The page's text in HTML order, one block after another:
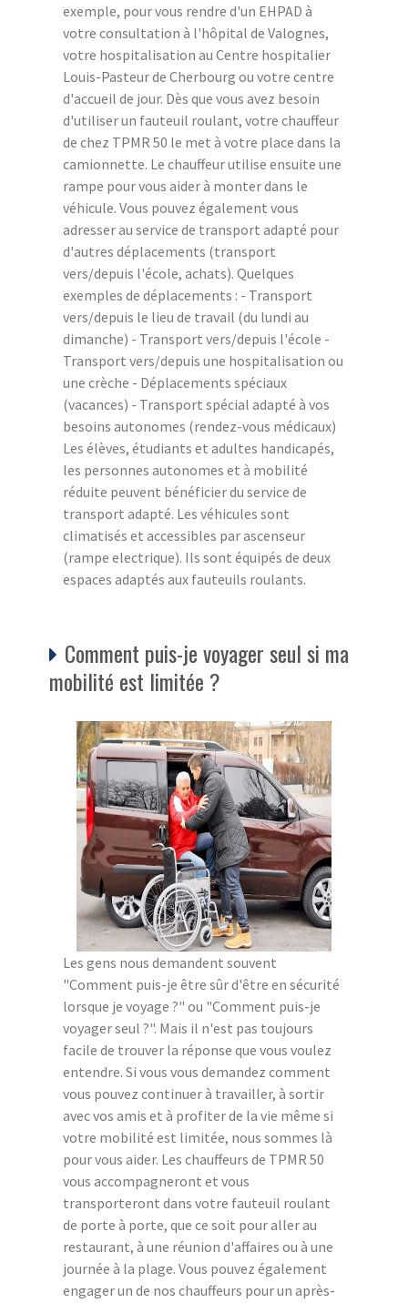
exemple, pour vous rendre d'un EHPAD à
votre consultation à l'hôpital de Valognes,
votre hospitalisation au Centre hospitalier
Louis-Pasteur de Cherbourg ou votre centre
d'accueil de jour. Dès que vous avez besoin
d'utiliser un fauteuil roulant, votre chauffeur
de chez TPMR 50 le met à votre place dans la
camionnette. Le chauffeur utilise ensuite une
rampe pour vous aider à monter dans le
véhicule. Vous pouvez également vous
adresser au service de transport adapté pour
d'autres déplacements (transport
vers/depuis l'école, achats). Quelques
exemples de déplacements : - Transport
vers/depuis le lieu de travail (du lundi au
dimanche) - Transport vers/depuis l'école -
Transport vers/depuis une hospitalisation ou
une crèche - Déplacements spéciaux
(vacances) - Transport spécial adapté à vos
besoins autonomes (rendez-vous médicaux)
Les élèves, étudiants et adultes handicapés,
les personnes autonomes et à mobilité
réduite peuvent bénéficier du service de
transport adapté. Les véhicules sont
climatisés et accessibles par ascenseur
(rampe electrique). Ils sont équipés de deux
espaces adaptés aux fauteuils roulants.
Comment puis-je voyager seul si ma
mobilité est limitée ?
Les gens nous demandent souvent
"Comment puis-je être sûr d'être en sécurité
lorsque je voyage ?" ou "Comment puis-je
voyager seul ?". Mais il n'est pas toujours
facile de trouver la réponse que vous voulez
entendre. Si vous vous demandez comment
vous pouvez continuer à travailler, à sortir
avec vos amis et à profiter de la vie même si
votre mobilité est limitée, nous sommes là
pour vous aider. Les chauffeurs de TPMR 50
vous accompagneront et vous
transporteront dans votre fauteuil roulant
de porte à porte, que ce soit pour aller au
restaurant, à une réunion d'affaires ou à une
journée à la plage. Vous pouvez également
engager un de nos chauffeurs pour un après-